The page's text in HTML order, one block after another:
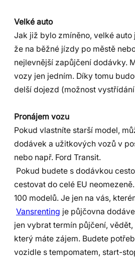
Velké auto
Jak již bylo zmíněno, velké
že na běžné jízdy po městě
nejlevnější zapůjčení dodávky.
vozy jen jedním. Díky tomu
delší dojezd (možnost
Pronájem vozu
Pokud vlastníte starší model,
dodávek a užitkových vozů v
nebo např. Ford Transit.
Pokud budete s dodávkou
cestovat do celé EU
100 modelů. Je jen na vás,
Vansrenting je půjčovna
jen vybrat termín půjčení,
který máte zájem. Budete
vozidle s tempomatem, start-